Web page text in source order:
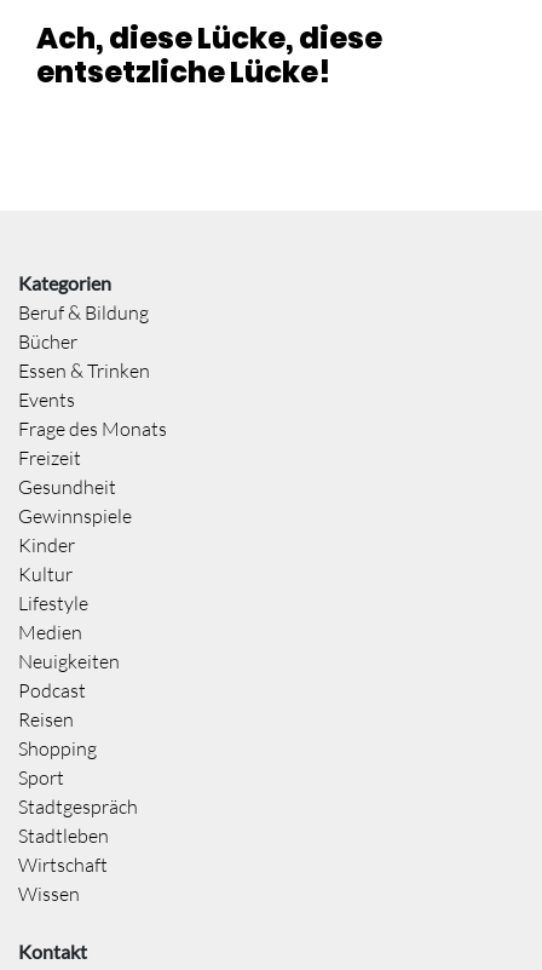
Ach, diese Lücke, diese
entsetzliche Lücke!
Kategorien
Beruf & Bildung
Bücher
Essen & Trinken
Events
Frage des Monats
Freizeit
Gesundheit
Gewinnspiele
Kinder
Kultur
Lifestyle
Medien
Neuigkeiten
Podcast
Reisen
Shopping
Sport
Stadtgespräch
Stadtleben
Wirtschaft
Wissen
Kontakt